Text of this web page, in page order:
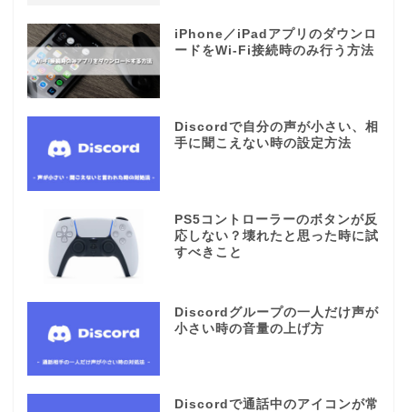
iPhone／iPadアプリのダウンロ
ードをWi-Fi接続時のみ行う方法
Discordで自分の声が小さい、相
手に聞こえない時の設定方法
PS5コントローラーのボタンが反
応しない？壊れたと思った時に試
すべきこと
Discordグループの一人だけ声が
小さい時の音量の上げ方
Discordで通話中のアイコンが常